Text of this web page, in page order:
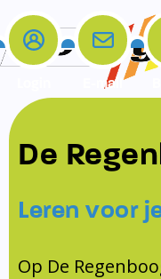
Home
De school
Opleiding en
KomKids
Ouders
Ouders
Contact
Contact
Contact
E-mail
De
Leren voor
Op De